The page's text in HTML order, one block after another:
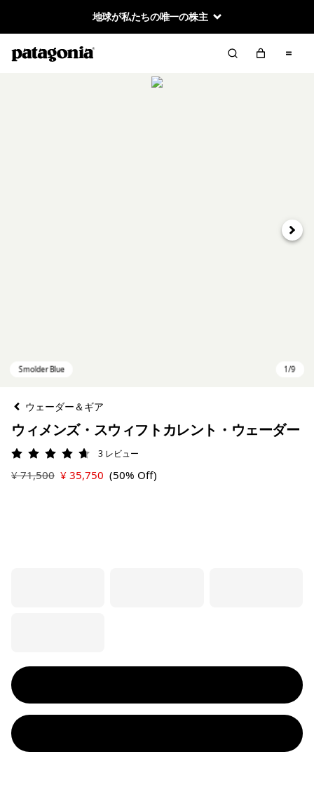
地球が私たちの唯一の株主
次へ
ウェーダー＆ギア
ウィメンズ・スウィフトカレント・ウェーダー
評価: 4.7 / 5
3 レビュー
¥ 71,500 ¥ 35,750 (50% Off)